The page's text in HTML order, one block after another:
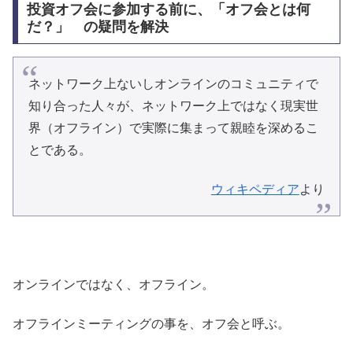
投資オフ会に参加する前に、「オフ会とは何
だ？」 の疑問を解決
ネットワーク上ないしオンラインのコミュニティで
知り合った人々が、ネットワーク上ではなく現実世
界（オフライン）で実際に集まって親睦を深めるこ
とである。
ウィキペディアより
オンラインではなく、オフライン。
オフラインミーティングの事を、オフ会と呼ぶ。